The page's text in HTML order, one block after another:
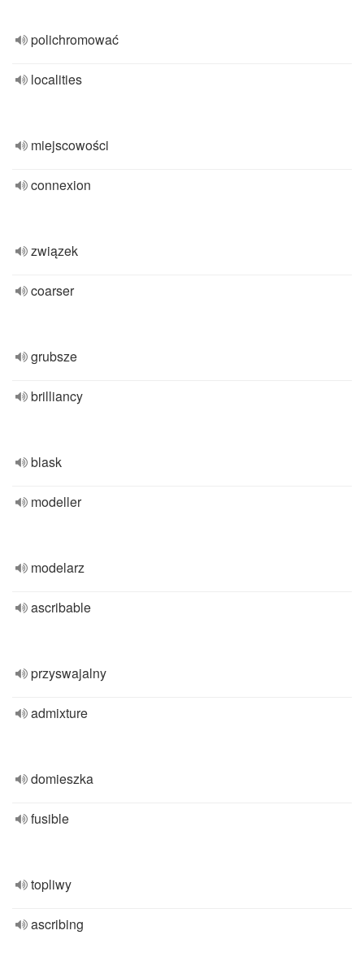
polichromować
localities
miejscowości
connexion
związek
coarser
grubsze
brilliancy
blask
modeller
modelarz
ascribable
przyswajalny
admixture
domieszka
fusible
topliwy
ascribing